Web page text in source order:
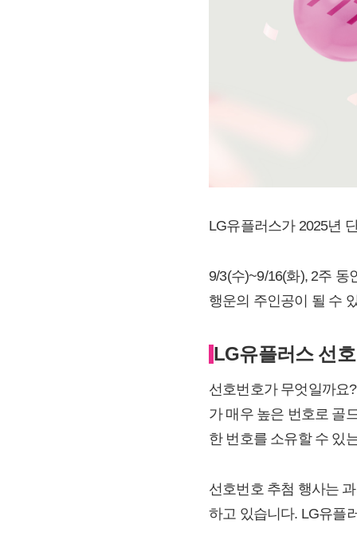
LG유플러스가 2025년
9/3(수)~9/16(화), 2주 동
행운의 주인공이 될 수
LG유플러스 선
선호번호가 무엇일까요
가 매우 높은 번호로 골
한 번호를 소유할 수 있
선호번호 추첨 행사는
하고 있습니다. LG유플